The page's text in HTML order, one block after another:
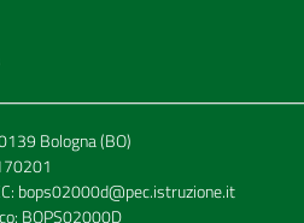
Bologna (BO)
bops02000d@pec.istruzione.it
BOPS02000D